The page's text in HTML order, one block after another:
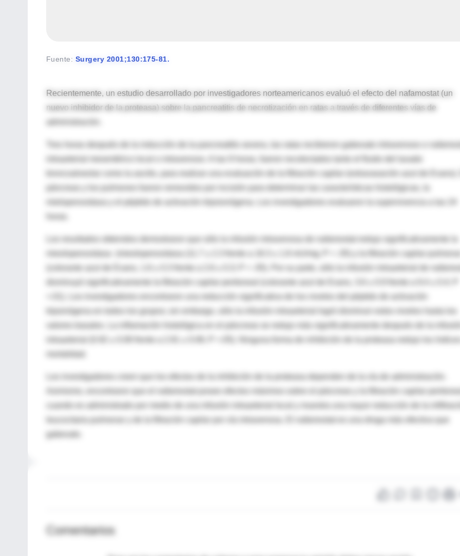
Fuente: Surgery 2001;130:175-81.
Recientemente, un estudio desarrollado por investigadores norteamericanos evaluó el efecto del nafamostat (un
nuevo inhibidor de la proteasa) sobre la pancreatitis de necrotización en ratas a través de diferentes vías de
Tres horas después de la inducción de la pancreatitis severa, las ratas recibieron gabexato intravenoso o
broncoalveolar como la ascitis, para realizar una evaluación de la filtración capilar (extravasación azul de Evans).
páncreas y los pulmones fueron removidos por incisión para determinar las características histológicas, la
mieloperoxidasa y el péptido de activación tripsionógena. Los investigadores evaluaron la supervivencia a las 24
Los resultados obtenidos demostraron que sólo la infusión intravenosa de nafamostat redujo significativamente la
mieoloperoxidasa (mieoloperoxidasa (11.7 ± 2.3 frente a 18.3 ± 1.8 mU/mg; P < .05) y la filtración capilar pulmonar
disminuyó significativamente la filtración capilar peritoneal (colorante azul de Evans, 3.6 ± 0.9 frente a 9.4 ± 0.4; P
<.01). Los investigadores encontraron una reducción significativa de los niveles del péptido de activación
tripsinógena en todos los grupos; sin embargo, sólo la infusión intraarterial logró disminuir estos niveles hasta los
valores basales. La inflamación histológica en el páncreas se redujo más significativamente después de la infusión
intraarterial (0.92 ± 0.08 frente a 2.91 ± 0.06; P <.05). Ninguna forma de inhibición de la proteasa redujo los índices
Los investigadores creen que los efectos de la inhibición de la proteasa dependen de la vía de administración.
Asimismo, encontraron que el nafamostat posee efectos máximos sobre el páncreas y la filtración capilar peritoneal
cuando es administrado por medio de una infusión intraarterial local y muestra una mayor reducción de la
leucocitaria pulmonar y de la filtración capilar por vía intravenosa. El nafamostat es una droga más efectiva que
gabexato.
Comentarios